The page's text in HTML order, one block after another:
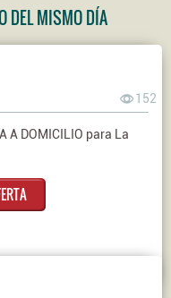
DEL MISMO DÍA
152
A DOMICILIO para La